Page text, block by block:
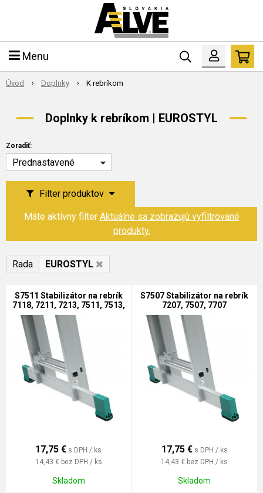
Menu
Úvod Doplnky K rebríkom
Doplnky k rebríkom | EUROSTYL
Filter produktov
Zoradiť:
Prednastavené
Máte aktívny filter Aktuálne sa zobrazujú vyfiltrované
produkty.
Rada EUROSTYL
S7511 Stabilizátor na rebrík
7118, 7211, 7213, 7511, 7513,
7711
17,75 € s DPH / ks
14,43 € bez DPH / ks
Skladom
S7507 Stabilizátor na rebrík
7207, 7507, 7707
17,75 € s DPH / ks
14,43 € bez DPH / ks
Skladom